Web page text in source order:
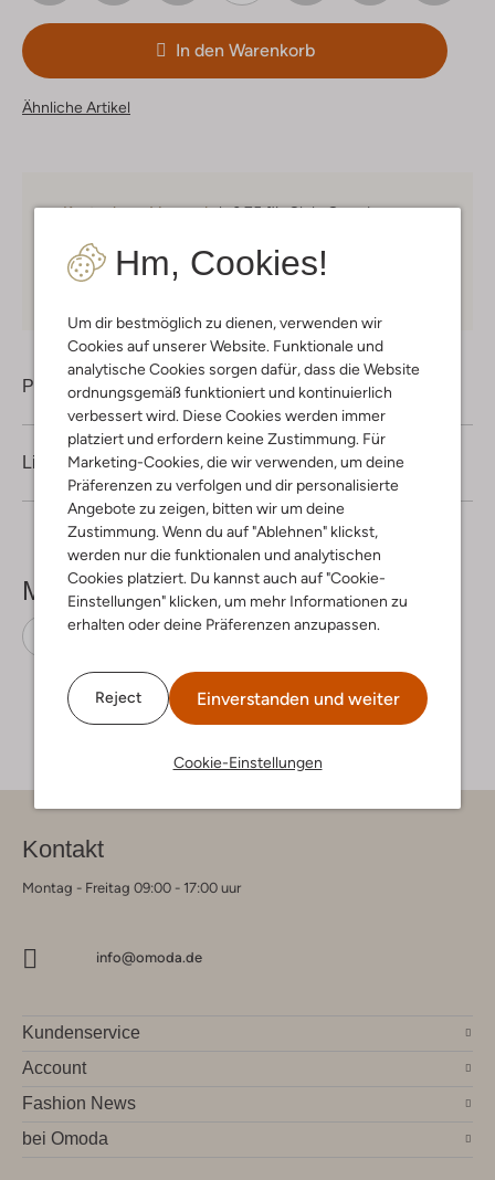
Hm, Cookies!
Um dir bestmöglich zu dienen, verwenden wir
Cookies auf unserer Website. Funktionale und
analytische Cookies sorgen dafür, dass die Website
ordnungsgemäß funktioniert und kontinuierlich
verbessert wird. Diese Cookies werden immer
platziert und erfordern keine Zustimmung. Für
Marketing-Cookies, die wir verwenden, um deine
Präferenzen zu verfolgen und dir personalisierte
Angebote zu zeigen, bitten wir um deine
Zustimmung. Wenn du auf "Ablehnen" klickst,
werden nur die funktionalen und analytischen
Cookies platziert. Du kannst auch auf "Cookie-
Einstellungen" klicken, um mehr Informationen zu
erhalten oder deine Präferenzen anzupassen.
Reject Einverstanden und weiter
Cookie-Einstellungen
In den Warenkorb
Ähnliche Artikel
Kostenloser Versandab € 75 für Club-Omoda
Kauf auf Rechnung 30 TagenRückgaberecht
Produktinformation
Lieferung & Rückgabe
Mehr sehen
Flache Sandalen Wildleder
Kontakt
Montag - Freitag 09:00 - 17:00 uur
info@omoda.de
Kundenservice
Account
Fashion News
bei Omoda